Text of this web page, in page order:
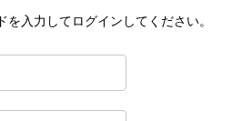
を入力してログインしてください。